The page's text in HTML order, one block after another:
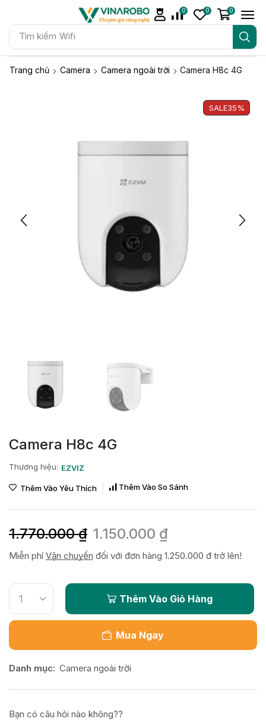
Tìm kiếm Wifi
0 0 0
Trang chủ Camera Camera ngoài trời Camera H8c 4G
SALE35%
Camera H8c 4G
Thương hiệu: EZVIZ
Thêm Vào Yêu Thích Thêm Vào So Sánh
1.770.000₫ 1.150.000 ₫
Miễn phí Vận chuyển đối với đơn hàng 1.250.000 đ trở lên!
Thêm Vào Giỏ Hàng
Mua Ngay
Danh mục: Camera ngoài trời
Bạn có câu hỏi nào không??